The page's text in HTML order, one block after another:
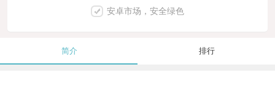
安卓市场，安全绿色
简介 排行